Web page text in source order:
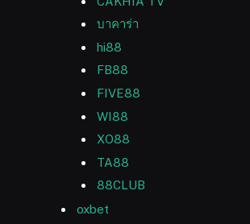
บาคาร่า
hi88
FB88
FIVE88
WI88
XO88
TA88
88CLUB
oxbet